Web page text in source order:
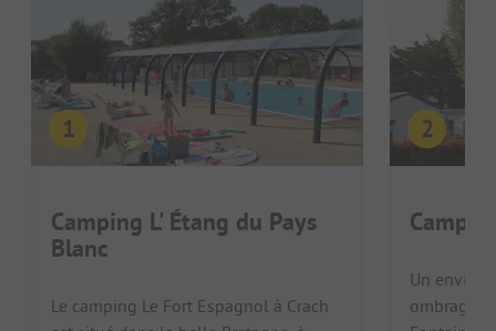
Camping L' Étang du Pays
Blanc
Le camping Le Fort Espagnol à Crach
Un
ombragés